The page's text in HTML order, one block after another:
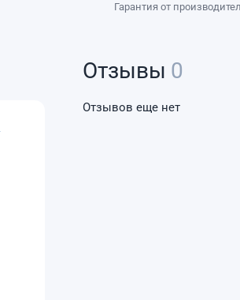
Гарантия от
Отзывы 0
Отзывов еще нет